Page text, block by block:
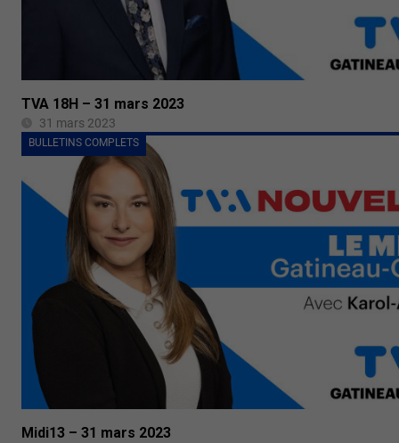
TVA 18H – 31 mars 2023
31 mars 2023
BULLETINS COMPLETS
Midi13 – 31 mars 2023